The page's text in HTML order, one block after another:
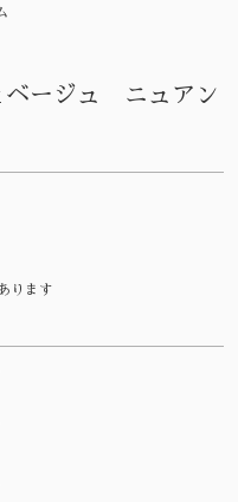
ージュ ニュアン
ります